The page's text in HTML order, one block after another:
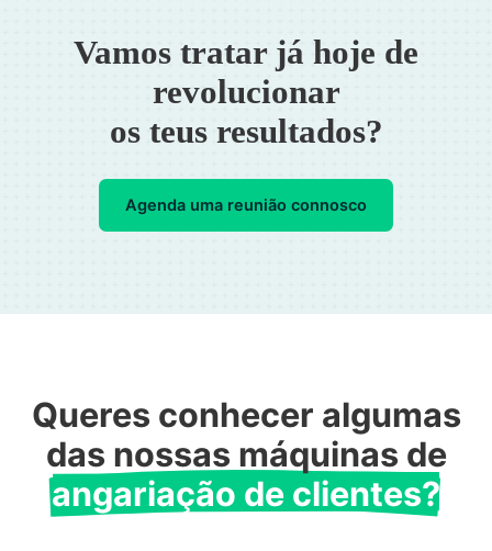
Vamos tratar já hoje de
revolucionar
os teus resultados?
Agenda uma reunião connosco
Queres conhecer algumas
das nossas máquinas de
angariação de clientes?